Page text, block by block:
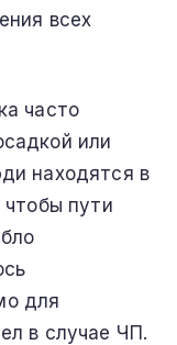
всех
часто
или
находятся в
пути
для
в случае ЧП.